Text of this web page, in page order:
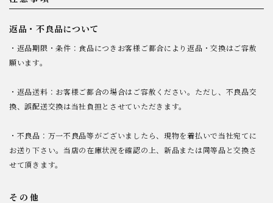
返品・不良品について
・返品期限・条件：食品につきお客様ご都合により返品・交換はご容赦
願います。
・返品送料：お客様ご都合の場合はご容赦ください。ただし、不良品交
換、誤配送交換は当社負担とさせていただきます。
・不良品：万一不良品等がございましたら、現物を着払いで当社宛てに
お送り下さい。当店の在庫状況を確認の上、新品または同等品と交換さ
せて頂きます。
その他